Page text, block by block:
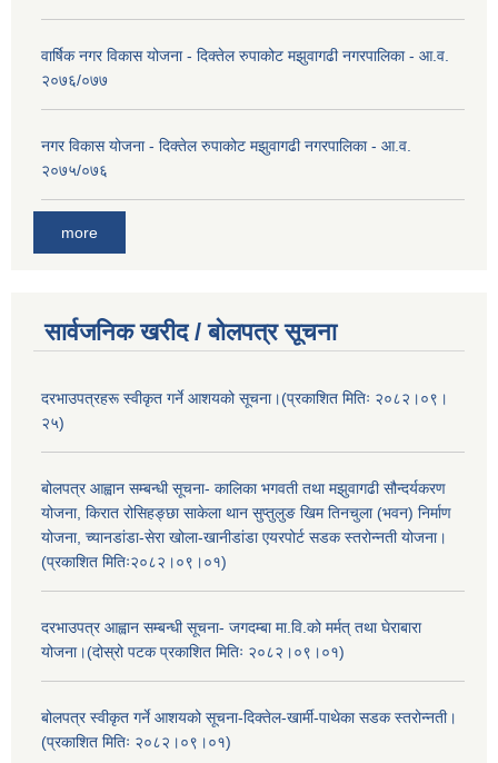
वार्षिक नगर विकास योजना - दिक्तेल रुपाकोट मझुवागढी नगरपालिका - आ.व.
२०७६/०७७
नगर विकास योजना - दिक्तेल रुपाकोट मझुवागढी नगरपालिका - आ.व.
२०७५/०७६
more
सार्वजनिक खरीद / बोलपत्र सूचना
दरभाउपत्रहरू स्वीकृत गर्ने आशयको सूचना।(प्रकाशित मितिः २०८२।०९।
२५)
बोलपत्र आह्वान सम्बन्धी सूचना- कालिका भगवती तथा मझुवागढी सौन्दर्यकरण
योजना, किरात रोसिहङ्छा साकेला थान सुप्तुलुङ खिम तिनचुला (भवन) निर्माण
योजना, च्यानडांडा-सेरा खोला-खानीडांडा एयरपोर्ट सडक स्तरोन्नती योजना।
(प्रकाशित मितिः२०८२।०९।०१)
दरभाउपत्र आह्वान सम्बन्धी सूचना- जगदम्बा मा.वि.को मर्मत् तथा घेराबारा
योजना।(दोस्रो पटक प्रकाशित मितिः २०८२।०९।०१)
बोलपत्र स्वीकृत गर्ने आशयको सूचना-दिक्तेल-खार्मी-पाथेका सडक स्तरोन्नती।
(प्रकाशित मितिः २०८२।०९।०१)